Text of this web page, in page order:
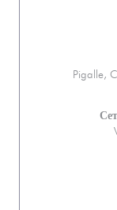
Pigalle,